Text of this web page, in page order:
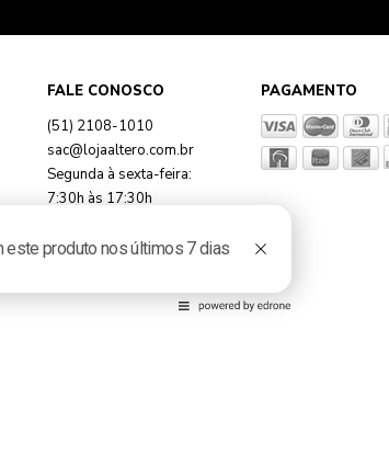
FALE CONOSCO
(51) 2108-1010
sac@lojaaltero.com.br
Segunda à sexta-feira:
7:30h às 17:30h
PAGAMENTO